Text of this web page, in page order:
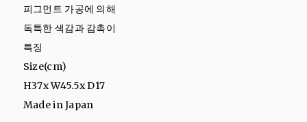
피그먼트 가공에 의해
독특한 색감과 감촉이
특징
Size(cm)
H37x W45.5x D17
Made in Japan